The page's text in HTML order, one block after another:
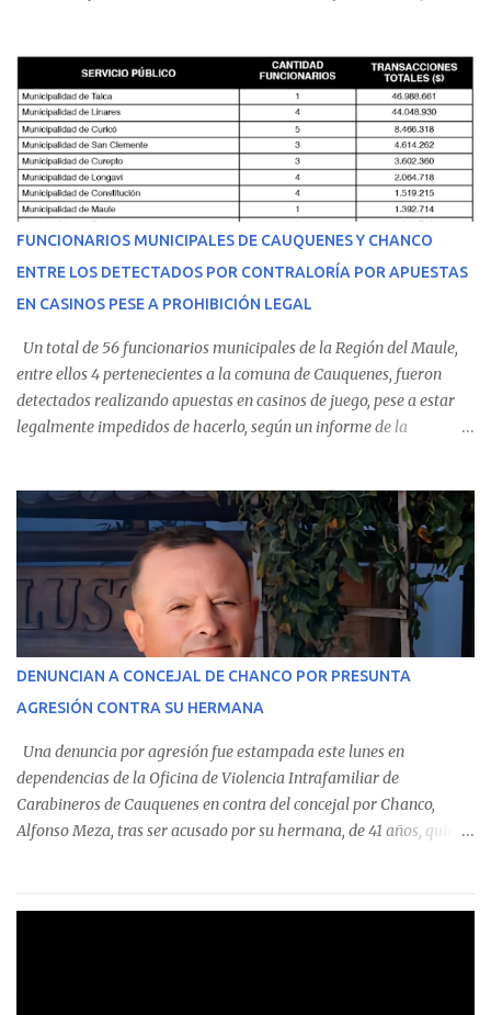
malestares físicos. Dada la complejidad de su estado de salud, el
equipo médico determinó su traslado de urgencia al Hospital
Regional de Talca y dado la urgencia la ambulancia partió hacia
Talca con escolta de Carabineros. En medio del traslado, el
estudiante de medicina de 25 años, se agravó y pese a los esfuerzos
del personal de emergencia terminó falleciendo, sin alcanzar a
recibir atención especializada en el centro de destino. Apenas se
conoció la gravedad de su condición, sus padres —residentes en
Villarrica— se trasladaron a Cauquenes con la esperanza de una
evolución favorable. No obstante, alrededo...
FUNCIONARIOS MUNICIPALES DE CAUQUENES Y CHANCO
ENTRE LOS DETECTADOS POR CONTRALORÍA POR APUESTAS
EN CASINOS PESE A PROHIBICIÓN LEGAL
Un total de 56 funcionarios municipales de la Región del Maule,
entre ellos 4 pertenecientes a la comuna de Cauquenes, fueron
detectados realizando apuestas en casinos de juego, pese a estar
legalmente impedidos de hacerlo, según un informe de la
estableció que estos funcionarios —quienes administran o
custodian fondos públicos— efectuaron transacciones por un
monto total de $116.075.918 entre enero de 2024 y junio de 2025.
En el detalle regional, se indica que en la comuna de Cauquenes se
identificó a cuatro funcionarios involucrados en este tipo de
operaciones. Asimismo, se precisa que uno de los casos
corresponde a un funcionario de la Municipalidad de Chanco,
detectaron incumplimientos a la normativa vigente. El informe
precisa que la mayor cantidad de dinero apostado se registró en
Talca, donde...
DENUNCIAN A CONCEJAL DE CHANCO POR PRESUNTA
AGRESIÓN CONTRA SU HERMANA
Una denuncia por agresión fue estampada este lunes en
dependencias de la Oficina de Violencia Intrafamiliar de
Carabineros de Cauquenes en contra del concejal por Chanco,
Alfonso Meza, tras ser acusado por su hermana, de 41 años, quien
relató que los hechos ocurrieron cerca de las 11:30 horas en el